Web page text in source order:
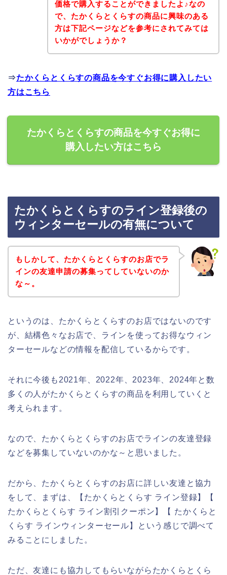
価格で購入することができましたよ♪なの
で、たかくらとくらすの商品に興味のある
方は下記ページなどを参考にされてみては
いかがでしょうか？
⇒たかくらとくらすの商品を今すぐお得に購入したい
方はこちら
たかくらとくらすの商品を今すぐお得に
購入したい方はこちら
たかくらとくらすのライン登録後の
ウィンターセールの有無について
もしかして、たかくらとくらすのお店でラ
インの友達申請の募集ってしていないのか
な～。
というのは、たかくらとくらすのお店ではないのです
が、結構色々なお店で、ラインを使ってお得なウィン
ターセールなどの情報を配信しているからです。
それに今後も2021年、2022年、2023年、2024年と数
多くの人がたかくらとくらすの商品を利用していくと
考えられます。
なので、たかくらとくらすのお店でラインの友達登録
などを募集していないのかな～と思いました。
だから、たかくらとくらすのお店に詳しい友達と協力
をして、まずは、【たかくらとくらす ライン登録】【
たかくらとくらす ライン割引クーポン】【 たかくらと
くらす ラインウィンターセール】という感じで調べて
みることにしました。
ただ、友達にも協力してもらいながらたかくらとくら